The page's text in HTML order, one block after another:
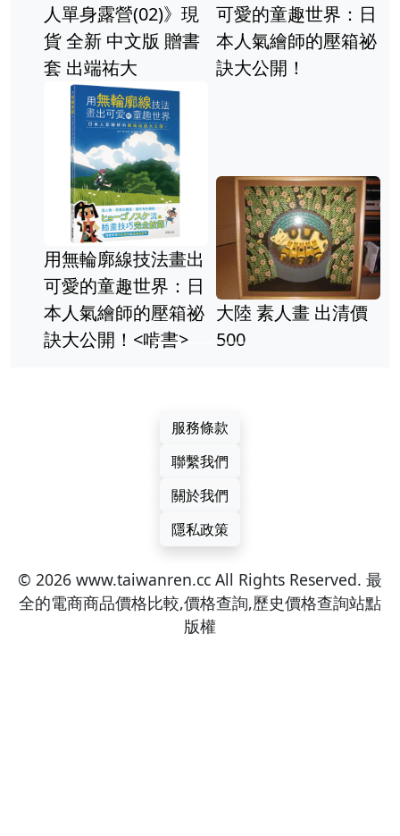
人單身露營(02)》現
貨 全新 中文版 贈書
套 出端祐大
可愛的童趣世界：日
本人氣繪師的壓箱祕
訣大公開！
用無輪廓線技法畫出
可愛的童趣世界：日
本人氣繪師的壓箱祕
訣大公開！<啃書>
大陸 素人畫 出清價
500
服務條款
聯繫我們
關於我們
隱私政策
© 2026 www.taiwanren.cc All Rights Reserved. 最
全的電商商品價格比較,價格查詢,歷史價格查詢站點
版權